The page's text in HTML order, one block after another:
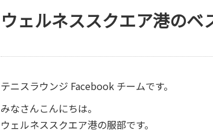
ウェルネススクエア港のベ
テニスラウンジ Facebook チームです。
みなさんこんにちは。
ウェルネススクエア港の服部です。